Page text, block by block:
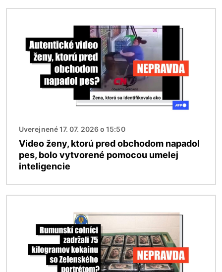
Uverejnené 17. 07. 2026 o 15:50
Video ženy, ktorú pred obchodom napadol
pes, bolo vytvorené pomocou umelej
inteligencie